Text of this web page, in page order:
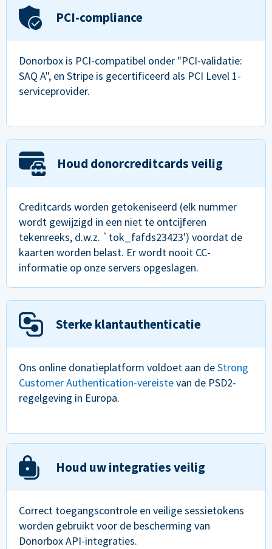
PCI-compliance
Donorbox is PCI-compatibel onder "PCI-validatie:
SAQ A", en Stripe is gecertificeerd als PCI Level 1-
serviceprovider.
Houd donorcreditcards veilig
Creditcards worden getokeniseerd (elk nummer
wordt gewijzigd in een niet te ontcijferen
tekenreeks, d.w.z. `tok_fafds23423') voordat de
kaarten worden belast. Er wordt nooit CC-
informatie op onze servers opgeslagen.
Sterke klantauthenticatie
Ons online donatieplatform voldoet aan deStrong
Customer Authentication-vereistevan de PSD2-
regelgeving in Europa.
Houd uw integraties veilig
Correct toegangscontrole en veilige sessietokens
worden gebruikt voor de bescherming van
Donorbox API-integraties.